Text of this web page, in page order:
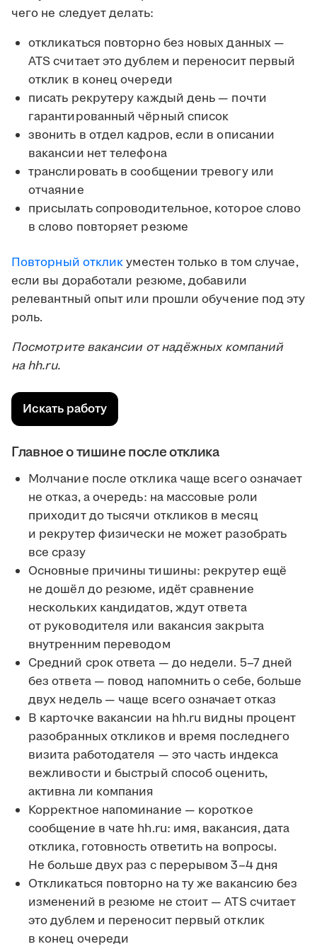
чего не следует делать:
откликаться повторно без новых данных —
ATS считает это дублем и переносит первый
отклик в конец очереди
писать рекрутеру каждый день — почти
гарантированный чёрный список
звонить в отдел кадров, если в описании
вакансии нет телефона
транслировать в сообщении тревогу или
отчаяние
присылать сопроводительное, которое слово
в слово повторяет резюме
Повторный откликуместен только в том случае,
если вы доработали резюме, добавили
релевантный опыт или прошли обучение под эту
роль.
Посмотрите вакансии от надёжных компаний
на hh.ru.
Искать работу
Главное о тишине после отклика
Молчание после отклика чаще всего означает
не отказ, а очередь: на массовые роли
приходит до тысячи откликов в месяц
и рекрутер физически не может разобрать
все сразу
Основные причины тишины: рекрутер ещё
не дошёл до резюме, идёт сравнение
нескольких кандидатов, ждут ответа
от руководителя или вакансия закрыта
внутренним переводом
Средний срок ответа — до недели. 5–7 дней
без ответа — повод напомнить о себе, больше
двух недель — чаще всего означает отказ
В карточке вакансии на hh.ru видны процент
разобранных откликов и время последнего
визита работодателя — это часть индекса
вежливости и быстрый способ оценить,
активна ли компания
Корректное напоминание — короткое
сообщение в чате hh.ru: имя, вакансия, дата
отклика, готовность ответить на вопросы.
Не больше двух раз с перерывом 3–4 дня
Откликаться повторно на ту же вакансию без
изменений в резюме не стоит — ATS считает
это дублем и переносит первый отклик
в конец очереди